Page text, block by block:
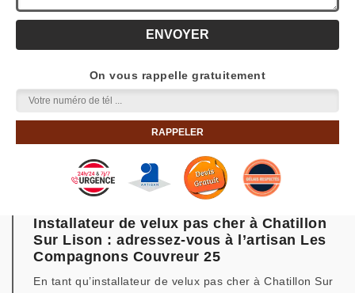
On vous rappelle gratuitement
Installateur de velux pas cher à Chatillon
Sur Lison : adressez-vous à l’artisan Les
Compagnons Couvreur 25
En tant qu’installateur de velux pas cher à Chatillon Sur